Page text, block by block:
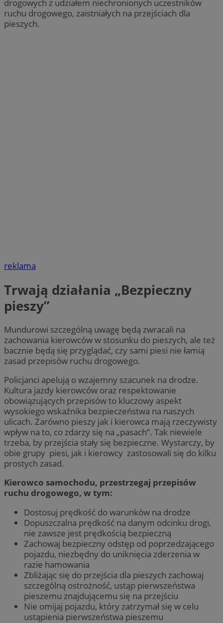
drogowych z udziałem niechronionych uczestników
ruchu drogowego, zaistniałych na przejściach dla
pieszych.
reklama
Trwają działania „Bezpieczny
pieszy”
Mundurowi szczególną uwagę będą zwracali na
zachowania kierowców w stosunku do pieszych, ale też
bacznie będą się przyglądać, czy sami piesi nie łamią
zasad przepisów ruchu drogowego.
Policjanci apelują o wzajemny szacunek na drodze.
Kultura jazdy kierowców oraz respektowanie
obowiązujących przepisów to kluczowy aspekt
wysokiego wskaźnika bezpieczeństwa na naszych
ulicach. Zarówno pieszy jak i kierowca mają rzeczywisty
wpływ na to, co zdarzy się na „pasach”. Tak niewiele
trzeba, by przejścia stały się bezpieczne. Wystarczy, by
obie grupy piesi, jak i kierowcy zastosowali się do kilku
prostych zasad.
Kierowco samochodu, przestrzegaj przepisów
ruchu drogowego, w tym:
Dostosuj prędkość do warunków na drodze
Dopuszczalna prędkość na danym odcinku drogi,
nie zawsze jest prędkością bezpieczną
Zachowaj bezpieczny odstęp od poprzedzającego
pojazdu, niezbędny do uniknięcia zderzenia w
razie hamowania
Zbliżając się do przejścia dla pieszych zachowaj
szczególną ostrożność, ustąp pierwszeństwa
pieszemu znajdującemu się na przejściu
Nie omijaj pojazdu, który zatrzymał się w celu
ustąpienia pierwszeństwa pieszemu